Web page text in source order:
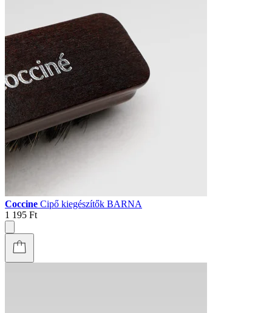
Coccine Cipő kiegészítők BARNA
1 195 Ft